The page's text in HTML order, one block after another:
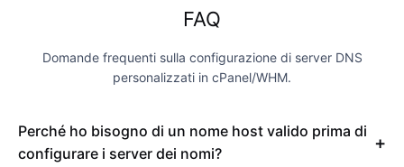
FAQ
Domande frequenti sulla configurazione di server DNS
personalizzati in cPanel/WHM.
Perché ho bisogno di un nome host valido prima di
configurare i server dei nomi?